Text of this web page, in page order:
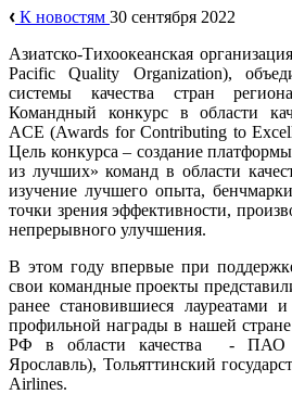
К новостям 30 сентября 2022
Азиатско-Тихоокеанская
Pacific Quality Organization),
системы качества стран
Командный конкурс в области
ACE (Awards for Contributing to
Цель конкурса – создание
из лучших» команд в области
изучение лучшего опыта,
точки зрения эффективности,
непрерывного улучшения.
В этом году впервые при
свои командные проекты
ранее становившиеся лауреатами
профильной награды в нашей
РФ в области качества - ПАО
Ярославль), Тольяттинский
Airlines.